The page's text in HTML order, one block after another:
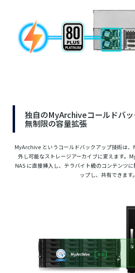
独自のMyArchiveコールドバ
無制限の容量拡張
MyArchive というコールドバックアップ技術は、
外し可能なストレージアーカイブに変えます。
NAS に直接挿入し、テラバイト級のコンテンツ
ップし、共有できます。